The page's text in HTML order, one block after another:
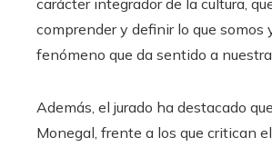
comprender y definir lo que somos
fenómeno que da sentido a nuestra
Además, el jurado ha destacado
Monegal, frente a los que critican